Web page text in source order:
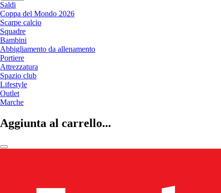
Saldi
Coppa del Mondo 2026
Scarpe calcio
Squadre
Bambini
Abbigliamento da allenamento
Portiere
Attrezzatura
Spazio club
Lifestyle
Outlet
Marche
Aggiunta al carrello...